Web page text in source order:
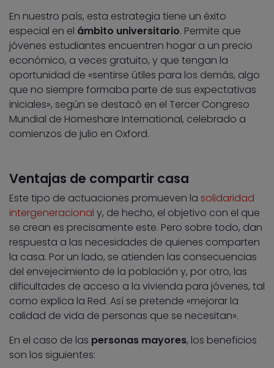
En nuestro país, esta estrategia tiene un éxito
especial en el ámbito universitario. Permite que
jóvenes estudiantes encuentren hogar a un precio
económico, a veces gratuito, y que tengan la
oportunidad de «sentirse útiles para los demás, algo
que no siempre formaba parte de sus expectativas
iniciales», según se destacó en el Tercer Congreso
Mundial de Homeshare International, celebrado a
comienzos de julio en Oxford.
Ventajas de compartir casa
Este tipo de actuaciones promueven la solidaridad
intergeneracional y, de hecho, el objetivo con el que
se crean es precisamente este. Pero sobre todo, dan
respuesta a las necesidades de quienes comparten
la casa. Por un lado, se atienden las consecuencias
del envejecimiento de la población y, por otro, las
dificultades de acceso a la vivienda para jóvenes, tal
como explica la Red. Así se pretende «mejorar la
calidad de vida de personas que se necesitan».
En el caso de las personas mayores, los beneficios
son los siguientes: